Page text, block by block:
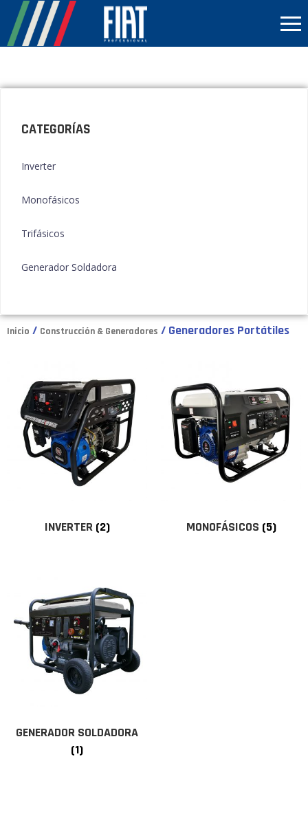
CATEGORÍAS
Inverter
Monofásicos
Trifásicos
Generador Soldadora
Inicio / Construcción & Generadores / Generadores Portátiles
INVERTER (2) MONOFÁSICOS (5)
GENERADOR SOLDADORA
(1)